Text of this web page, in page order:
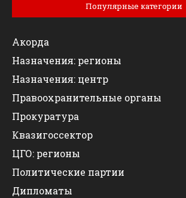
Популярные категории
Акорда
Назначения: регионы
Назначения: центр
Правоохранительные органы
Прокуратура
Квазигоссектор
ЦГО: регионы
Политические партии
Дипломаты